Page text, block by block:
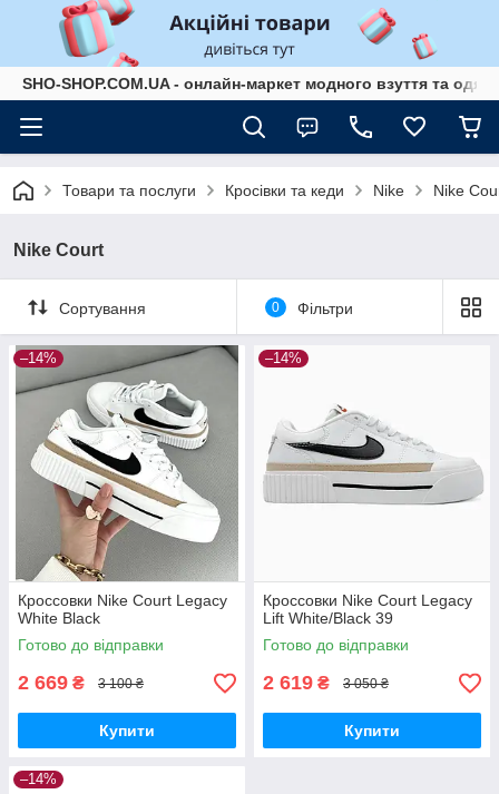
SHO-SHOP.COM.UA - онлайн-маркет модного взуття та
Товари та послуги Кросівки та кеди Nike Nike
Nike Court
Сортування 0 Фільтри
–14%
Кроссовки Nike Court Legacy
White Black
Готово до відправки
2 669 ₴ 3 100 ₴
Купити
–14%
Кроссовки Nike Court Legacy
Lift White/Black 39
Готово до відправки
2 619 ₴ 3 050 ₴
Купити
–14%